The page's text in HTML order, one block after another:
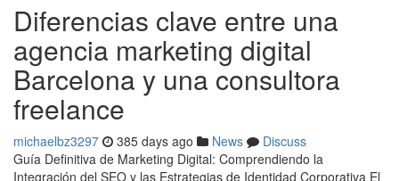
Diferencias clave entre una
agencia marketing digital
Barcelona y una consultora
freelance
michaelbz3297 385 days ago News
Discuss
Guía Definitiva de Marketing Digital: Comprendiendo la
Integración del SEO y las Estrategias de Identidad Corporativa El